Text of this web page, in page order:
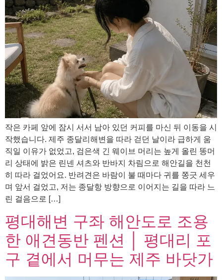
작은 카페 앞에 잠시 서서 남아 있던 커피를 마신 뒤 이동을 시
작했습니다. 제주 종달리해변을 따라 걷던 날이라 급하게 움
직일 이유가 없었고, 검은색 긴 웨이브 머리는 높게 올린 똥머
리 상태에 밝은 린넨 셔츠와 반바지 차림으로 해안길을 천천
히 따라 걸었어요. 반려견은 바람이 불 때마다 귀를 쫑긋 세우
며 앞서 걸었고, 저는 종달항 방향으로 이어지는 길을 따라 느
린 걸음으로 […]
평대해변 구좌 해안도로 조용
한 애견동반 펜션 │ 평대리 포
구 곁에서 머무는 제주 바닷가